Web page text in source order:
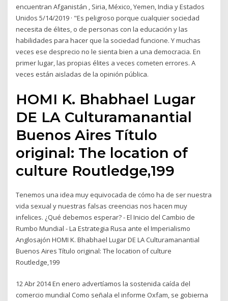
encuentran Afganistán , Siria, México, Yemen, India y Estados
Unidos 5/14/2019 · "Es peligroso porque cualquier sociedad
necesita de élites, o de personas con la educación y las
habilidades para hacer que la sociedad funcione. Y muchas
veces ese desprecio no le sienta bien a una democracia. En
primer lugar, las propias élites a veces cometen errores. A
veces están aisladas de la opinión pública.
HOMI K. Bhabhael Lugar
DE LA Culturamanantial
Buenos Aires Título
original: The location of
culture Routledge,199
Tenemos una idea muy equivocada de cómo ha de ser nuestra
vida sexual y nuestras falsas creencias nos hacen muy
infelices. ¿Qué debemos esperar? - El Inicio del Cambio de
Rumbo Mundial - La Estrategia Rusa ante el Imperialismo
Anglosajón HOMI K. Bhabhael Lugar DE LA Culturamanantial
Buenos Aires Título original: The location of culture
Routledge,199
12 Abr 2014 En enero advertíamos la sostenida caída del
comercio mundial Como señala el informe Oxfam, se gobierna